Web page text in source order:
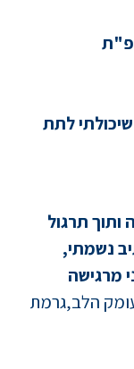
פ"ת
לתת
תרגול
נשמתי,
מרגישה
הלב,גרמת